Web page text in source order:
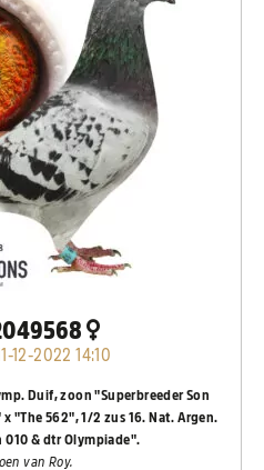
12-2022 14:10
Duif, zoon "Superbreeder Son
"The 562", 1/2 zus 16. Nat. Argen.
010 & dtr Olympiade".
van Roy.